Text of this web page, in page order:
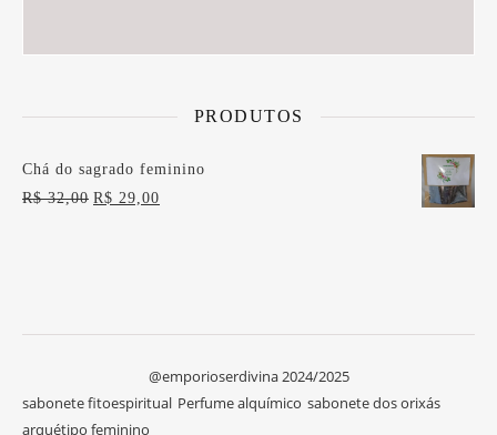
PRODUTOS
Chá do sagrado feminino
R$32,00 O preço original era: R$ 32,00.
R$ 29,00
@emporioserdivina 2024/2025
sabonete fitoespiritual Perfume alquímico sabonete dos orixás
arquétipo feminino